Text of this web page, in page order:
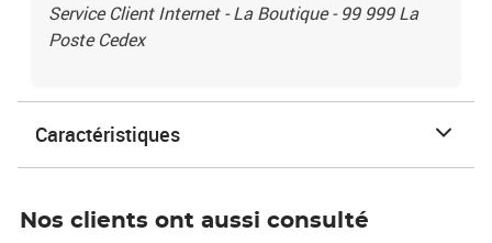
Service Client Internet - La Boutique - 99 999 La
Poste Cedex
Caractéristiques
Nos clients ont aussi consulté